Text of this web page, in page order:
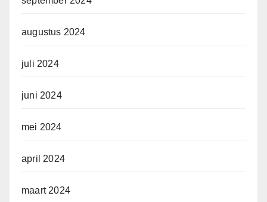
augustus 2024
juli 2024
juni 2024
mei 2024
april 2024
maart 2024